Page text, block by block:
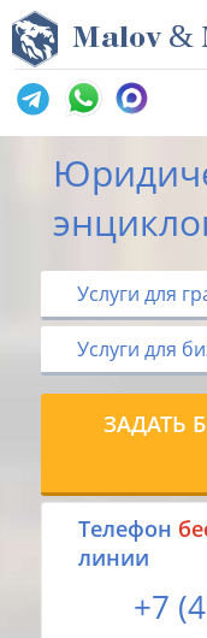
Malov &
Услуги для
Услуги для
ЗАДАТЬ
Tелефон
линии
+7